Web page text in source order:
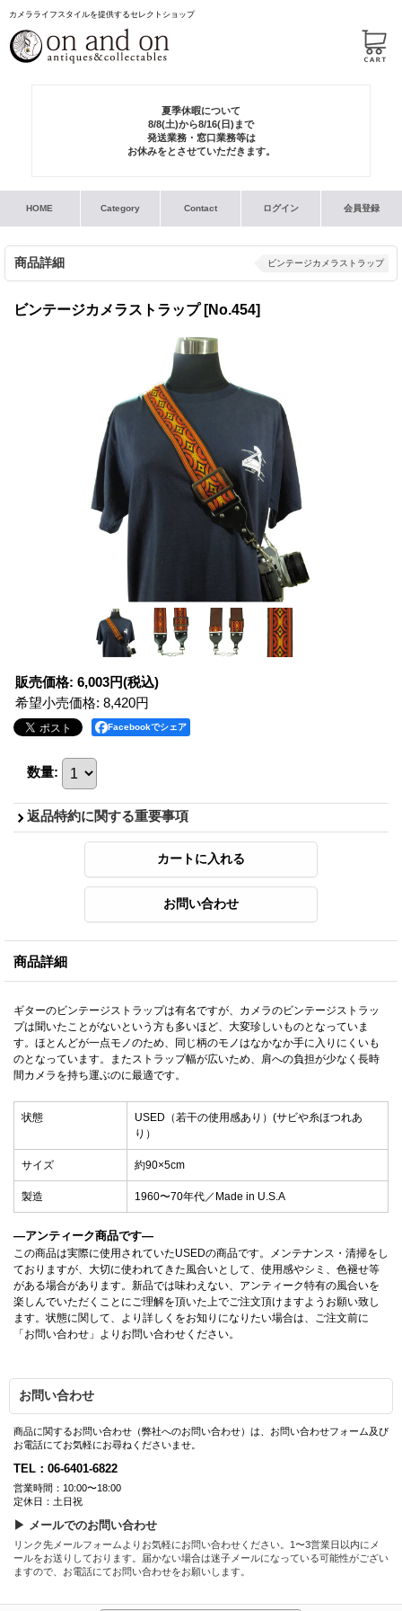
カメラライフスタイルを提供するセレクトショップ
夏季休暇について
8/8(土)から8/16(日)まで
発送業務・窓口業務等は
お休みをとさせていただきます。
HOME Category Contact ログイン 会員登録
商品詳細 ビンテージカメラストラップ
ビンテージカメラストラップ [No.454]
販売価格: 6,003円(税込)
希望小売価格: 8,420円
Facebookでシェア
数量:
返品特約に関する重要事項
商品詳細
ギターのビンテージストラップは有名ですが、カメラのビンテージストラッ
プは聞いたことがないという方も多いほど、大変珍しいものとなっていま
す。ほとんどが一点モノのため、同じ柄のモノはなかなか手に入りにくいも
のとなっています。またストラップ幅が広いため、肩への負担が少なく長時
間カメラを持ち運ぶのに最適です。
状態
USED（若干の使用感あり）(サビや糸ほつれあ
り）
サイズ 約90×5cm
製造 1960〜70年代／Made in U.S.A
—アンティーク商品です—
この商品は実際に使用されていたUSEDの商品です。メンテナンス・清掃をし
ておりますが、大切に使われてきた風合いとして、使用感やシミ、色褪せ等
がある場合があります。新品では味わえない、アンティーク特有の風合いを
楽しんでいただくことにご理解を頂いた上でご注文頂けますようお願い致し
ます。状態に関して、より詳しくをお知りになりたい場合は、ご注文前に
「お問い合わせ」よりお問い合わせください。
お問い合わせ
商品に関するお問い合わせ（弊社へのお問い合わせ）は、お問い合わせフォーム及び
お電話にてお気軽にお尋ねくださいませ。
TEL：06-6401-6822
営業時間：10:00〜18:00
定休日：土日祝
▶ メールでのお問い合わせ
リンク先メールフォームよりお気軽にお問い合わせください。1〜3営業日以内にメ
ールをお送りしております。届かない場合は迷子メールになっている可能性がござい
ますので、お電話にてお問い合わせをお願いします。